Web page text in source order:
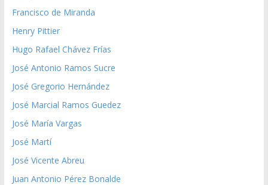
Francisco de Miranda
Henry Pittier
Hugo Rafael Chávez Frías
José Antonio Ramos Sucre
José Gregorio Hernández
José Marcial Ramos Guedez
José María Vargas
José Martí
José Vicente Abreu
Juan Antonio Pérez Bonalde